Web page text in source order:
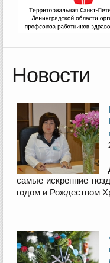
Новости
самые искренние
годом и Рождеством